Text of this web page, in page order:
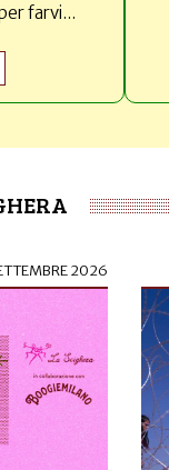
farvi...
2026